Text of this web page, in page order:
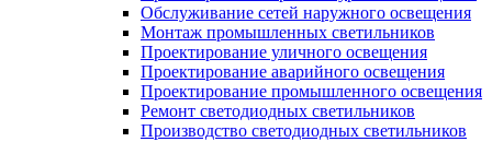
Обслуживание сетей наружного освещения
Монтаж промышленных светильников
Проектирование уличного освещения
Проектирование аварийного освещения
Проектирование промышленного освещения
Ремонт светодиодных светильников
Производство светодиодных светильников